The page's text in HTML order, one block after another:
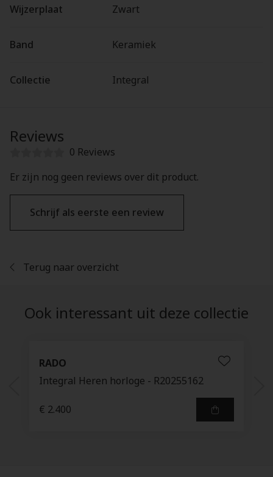
Wijzerplaat Zwart
Band Keramiek
Collectie Integral
Reviews
0 Reviews
Er zijn nog geen reviews over dit product.
Schrijf als eerste een review
Terug naar overzicht
Ook interessant uit deze collectie
RADO
Integral Heren horloge - R20255162
€ 2.400